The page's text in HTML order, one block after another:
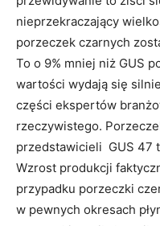
nieprzekraczający
porzeczek czarnych
To o 9% mniej niż GUS
wartości wydają się
części ekspertów
rzeczywistego.
przedstawicieli GUS 47
Wzrost produkcji
przypadku porzeczki
w pewnych okresach